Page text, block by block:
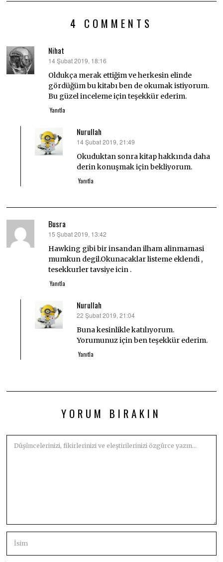
4 COMMENTS
Nihat
dedi
ki:
14 Şubat 2019, 18:16
Oldukça merak ettiğim ve herkesin elinde
gördüğüm bu kitabı ben de okumak istiyorum.
Bu güzel inceleme için teşekkür ederim.
Yanıtla
Nurullah
dedi
ki:
14 Şubat 2019, 21:49
Okuduktan sonra kitap hakkında daha
derin konuşmak için bekliyorum.
Yanıtla
Busra
dedi
ki:
15 Şubat 2019, 13:42
Hawking gibi bir insandan ilham alinmamasi
mumkun degil.Okunacaklar listeme eklendi ,
tesekkurler tavsiye icin .
Yanıtla
Nurullah
dedi
ki:
22 Şubat 2019, 21:04
Buna kesinlikle katılıyorum.
Yorumunuz için ben teşekkür ederim.
Yanıtla
YORUM BIRAKIN